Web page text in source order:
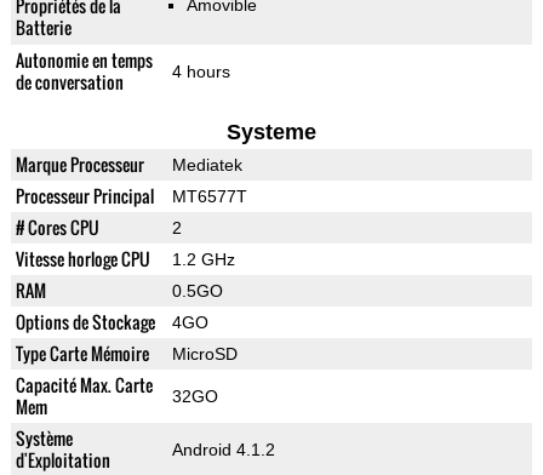
Propriétés de la
Batterie
Amovible
Autonomie en temps
de conversation
4 hours
Systeme
Marque Processeur Mediatek
Processeur Principal MT6577T
# Cores CPU 2
Vitesse horloge CPU 1.2 GHz
RAM 0.5GO
Options de Stockage 4GO
Type Carte Mémoire MicroSD
Capacité Max. Carte
Mem
32GO
Système
d'Exploitation
Android 4.1.2